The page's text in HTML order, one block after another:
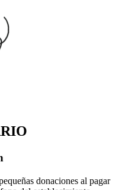
donaciones al pagar